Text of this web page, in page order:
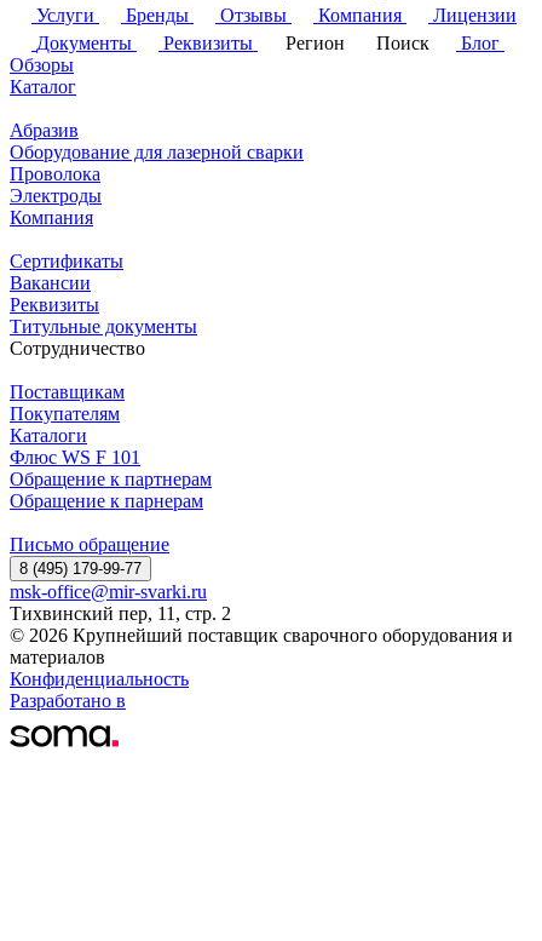
Услуги
Бренды Отзывы Компания
Лицензии
Документы
Реквизиты Регион Поиск
Блог
Обзоры
Каталог
Абразив
Оборудование для лазерной сварки
Проволока
Электроды
Компания
Сертификаты
Вакансии
Реквизиты
Титульные документы
Сотрудничество
Поставщикам
Покупателям
Каталоги
Флюс WS F 101
Обращение к партнерам
Обращение к парнерам
Письмо обращение
8 (495) 179-99-77
msk-office@mir-svarki.ru
Тихвинский пер, 11, стр. 2
© 2026 Крупнейший поставщик сварочного оборудования и
материалов
Конфиденциальность
Разработано в